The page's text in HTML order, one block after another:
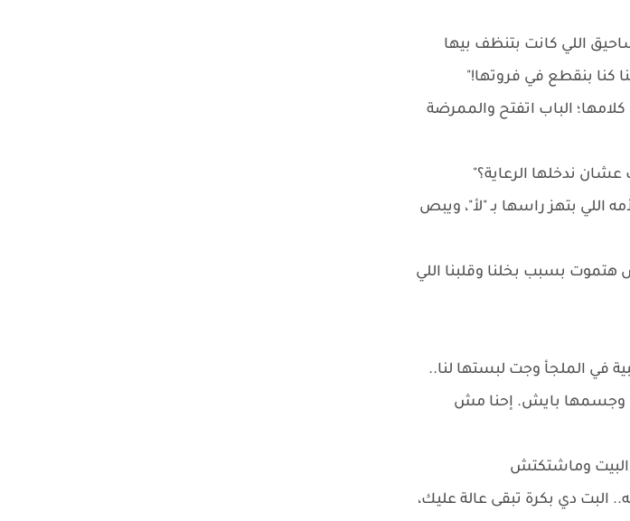
اللي كانت بتنظف بيها
كنا بنقطع في فروتها!"
الباب اتفتح والممرضة
ندخلها الرعاية؟"
بتهز راسها بـ "لأ"، ويبص
بسبب بخلنا وقلبنا اللي
في الملجأ وجت لبستها لنا..
بايش. إحنا مش
البيت وماشتكتش
دي بكرة تبقى عالة عليك،